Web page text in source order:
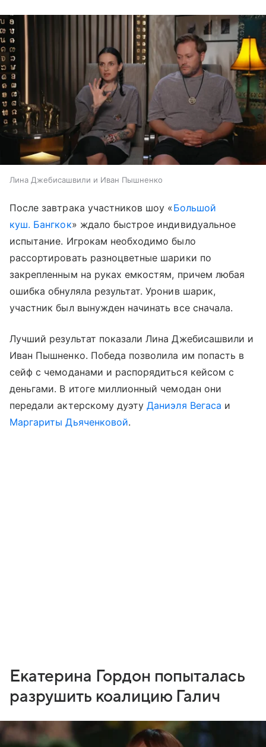
Лина Джебисашвили и Иван Пышненко
После завтрака участников шоу «Большой
куш. Бангкок» ждало быстрое индивидуальное
испытание. Игрокам необходимо было
рассортировать разноцветные шарики по
закрепленным на руках емкостям, причем любая
ошибка обнуляла результат. Уронив шарик,
участник был вынужден начинать все сначала.
Лучший результат показали Лина Джебисашвили и
Иван Пышненко. Победа позволила им попасть в
сейф с чемоданами и распорядиться кейсом с
деньгами. В итоге миллионный чемодан они
передали актерскому дуэтуДаниэля Вегаса и
Маргариты Дьяченковой.
Екатерина Гордон попыталась
разрушить коалицию Галич